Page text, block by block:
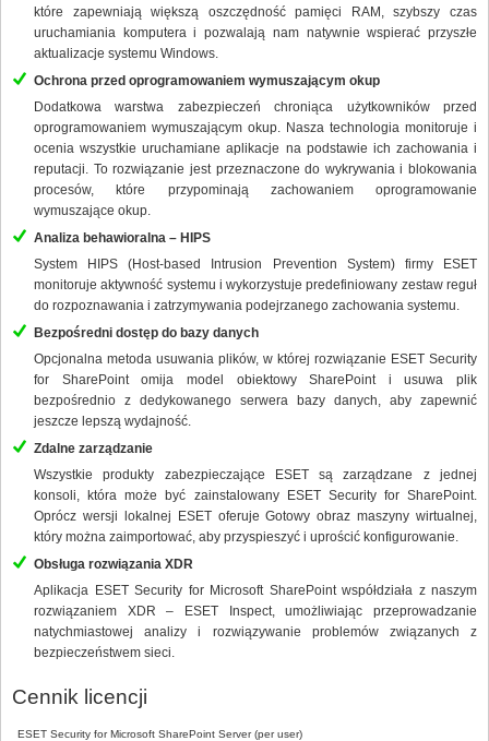
które zapewniają większą oszczędność pamięci RAM, szybszy czas
uruchamiania komputera i pozwalają nam natywnie wspierać przyszłe
aktualizacje systemu Windows.
Ochrona przed oprogramowaniem wymuszającym okup
Dodatkowa warstwa zabezpieczeń chroniąca użytkowników przed
oprogramowaniem wymuszającym okup. Nasza technologia monitoruje i
ocenia wszystkie uruchamiane aplikacje na podstawie ich zachowania i
reputacji. To rozwiązanie jest przeznaczone do wykrywania i blokowania
procesów, które przypominają zachowaniem oprogramowanie
wymuszające okup.
Analiza behawioralna – HIPS
System HIPS (Host-based Intrusion Prevention System) firmy ESET
monitoruje aktywność systemu i wykorzystuje predefiniowany zestaw reguł
do rozpoznawania i zatrzymywania podejrzanego zachowania systemu.
Bezpośredni dostęp do bazy danych
Opcjonalna metoda usuwania plików, w której rozwiązanie ESET Security
for SharePoint omija model obiektowy SharePoint i usuwa plik
bezpośrednio z dedykowanego serwera bazy danych, aby zapewnić
jeszcze lepszą wydajność.
Zdalne zarządzanie
Wszystkie produkty zabezpieczające ESET są zarządzane z jednej
konsoli, która może być zainstalowany ESET Security for SharePoint.
Oprócz wersji lokalnej ESET oferuje Gotowy obraz maszyny wirtualnej,
który można zaimportować, aby przyspieszyć i uprościć konfigurowanie.
Obsługa rozwiązania XDR
Aplikacja ESET Security for Microsoft SharePoint współdziała z naszym
rozwiązaniem XDR – ESET Inspect, umożliwiając przeprowadzanie
natychmiastowej analizy i rozwiązywanie problemów związanych z
bezpieczeństwem sieci.
Cennik licencji
ESET Security for Microsoft SharePoint Server (per user)